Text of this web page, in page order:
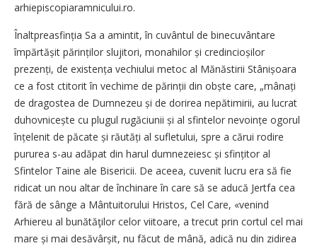
arhiepiscopiaramnicului.ro.
Înaltpreasfinția Sa a amintit, în cuvântul de binecuvântare
împărtășit părinților slujitori, monahilor și credincioșilor
prezenți, de existența vechiului metoc al Mănăstirii Stânișoara
ce a fost ctitorit în vechime de părinții din obște care, „mânați
de dragostea de Dumnezeu și de dorirea nepătimirii, au lucrat
duhovnicește cu plugul rugăciunii și al sfintelor nevoințe ogorul
înțelenit de păcate și răutăți al sufletului, spre a cărui rodire
pururea s-au adăpat din harul dumnezeiesc și sfințitor al
Sfintelor Taine ale Bisericii. De aceea, cuvenit lucru era să fie
ridicat un nou altar de închinare în care să se aducă Jertfa cea
fără de sânge a Mântuitorului Hristos, Cel Care, «venind
Arhiereu al bunătăţilor celor viitoare, a trecut prin cortul cel mai
mare și mai desăvârșit, nu făcut de mână, adică nu din zidirea